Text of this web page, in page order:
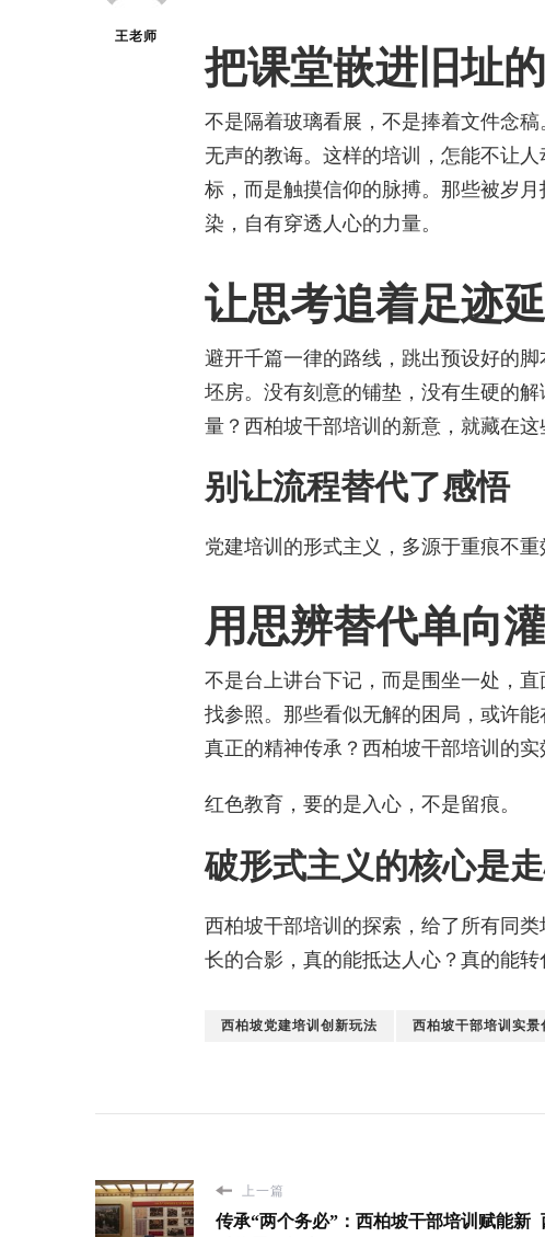
王老师
把课堂嵌进旧址
不是隔着玻璃看展，不是捧着文件念
无声的教诲。这样的培训，怎能不让
标，而是触摸信仰的脉搏。那些被岁
染，自有穿透人心的力量。
让思考追着足迹
避开千篇一律的路线，跳出预设好的
坯房。没有刻意的铺垫，没有生硬的
量？西柏坡干部培训的新意，就藏在这
别让流程替代了感悟
党建培训的形式主义，多源于重痕不
用思辨替代单向
不是台上讲台下记，而是围坐一处，
找参照。那些看似无解的困局，或许
真正的精神传承？西柏坡干部培训的
红色教育，要的是入心，不是留痕。
破形式主义的核心是
西柏坡干部培训的探索，给了所有同
长的合影，真的能抵达人心？真的能
西柏坡党建培训创新玩法 西柏坡干部培训实景
上一篇
传承“两个务必”：西柏坡干部培训赋能新